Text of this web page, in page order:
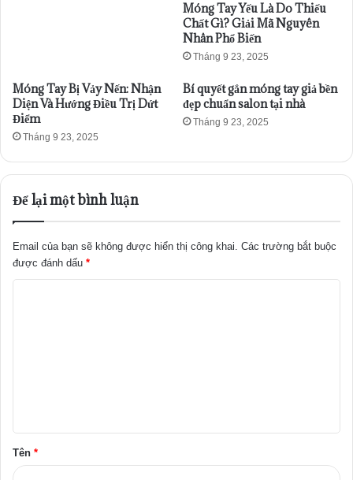
Móng Tay Yếu Là Do Thiếu
Chất Gì? Giải Mã Nguyên
Nhân Phổ Biến
Tháng 9 23, 2025
Móng Tay Bị Vảy Nến: Nhận
Diện Và Hướng Điều Trị Dứt
Điểm
Tháng 9 23, 2025
Bí quyết gắn móng tay giả bền
đẹp chuẩn salon tại nhà
Tháng 9 23, 2025
Để lại một bình luận
Email của bạn sẽ không được hiển thị công khai. Các trường bắt buộc
được đánh dấu *
ậ
n
Tên *